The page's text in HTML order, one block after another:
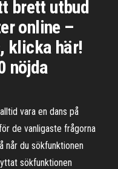
brett utbud
online –
klicka här!
nöjda
vara en dans på
de vanligaste frågorna
når du sökfunktionen
sökfunktionen